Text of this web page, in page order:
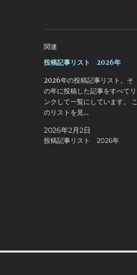
関連
投稿記事リスト 2026年
2026年の投稿記事リスト。そ
の年に投稿した記事をすべてリ
ンクして一覧にしています。 こ
のリストを見…
2026年2月2日
投稿記事リスト 2026年